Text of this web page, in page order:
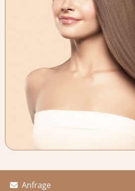
 Anfrage